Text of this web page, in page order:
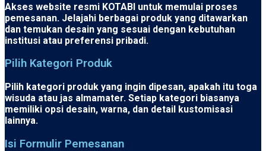
Akses website resmi KOTABI untuk memulai proses
pemesanan. Jelajahi berbagai produk yang ditawarkan
dan temukan desain yang sesuai dengan kebutuhan
institusi atau preferensi pribadi.
Pilih Kategori Produk
Pilih kategori produk yang ingin dipesan, apakah itu toga
wisuda atau jas almamater. Setiap kategori biasanya
memiliki opsi desain, warna, dan detail kustomisasi
lainnya.
Isi Formulir Pemesanan